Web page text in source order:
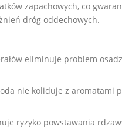
zapachowych, co
dróg oddechowych.
eliminuje problem
nie koliduje z aromatami
ryzyko powstawania